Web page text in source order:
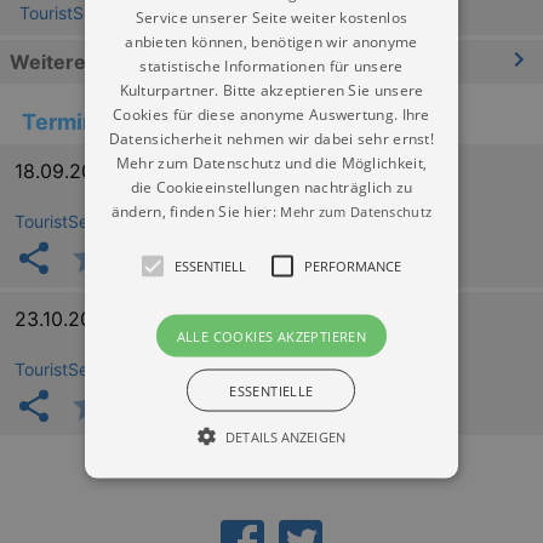
TouristService Pirna
Weitere Informationen
Termine
18.09.2026 15:00
TouristService Pirna
23.10.2026 15:00
TouristService Pirna
Service unserer Seite weiter kostenlos
anbieten können, benötigen wir anonyme
statistische Informationen für unsere
Kulturpartner. Bitte akzeptieren Sie unsere
Cookies für diese anonyme Auswertung. Ihre
Datensicherheit nehmen wir dabei sehr ernst!
Mehr zum Datenschutz und die Möglichkeit,
die Cookieeinstellungen nachträglich zu
ändern, finden Sie hier: Mehr zum Datenschutz
ESSENTIELL PERFORMANCE
ALLE COOKIES AKZEPTIEREN
ESSENTIELLE
DETAILS ANZEIGEN
Essentiell Performance